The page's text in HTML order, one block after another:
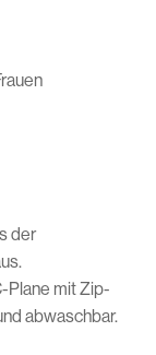
der
Plane mit Zip-
abwaschbar.